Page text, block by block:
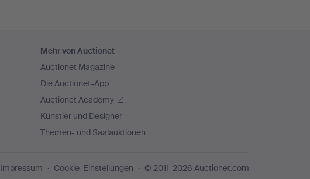
Mehr von Auctionet
Auctionet Magazine
Die Auctionet-App
Auctionet Academy
Künstler und Designer
Themen- und Saalauktionen
Impressum Cookie-Einstellungen © 2011-2026 Auctionet.com